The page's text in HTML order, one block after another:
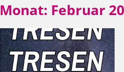
Monat: Februar